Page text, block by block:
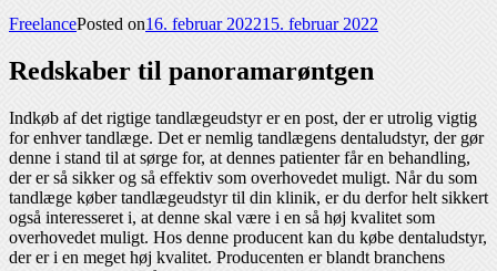
FreelancePosted on16. februar 202215. februar 2022
Redskaber til panoramarøntgen
Indkøb af det rigtige tandlægeudstyr er en post, der er utrolig vigtig
for enhver tandlæge. Det er nemlig tandlægens dentaludstyr, der gør
denne i stand til at sørge for, at dennes patienter får en behandling,
der er så sikker og så effektiv som overhovedet muligt. Når du som
tandlæge køber tandlægeudstyr til din klinik, er du derfor helt sikkert
også interesseret i, at denne skal være i en så høj kvalitet som
overhovedet muligt. Hos denne producent kan du købe dentaludstyr,
der er i en meget høj kvalitet. Producenten er blandt branchens